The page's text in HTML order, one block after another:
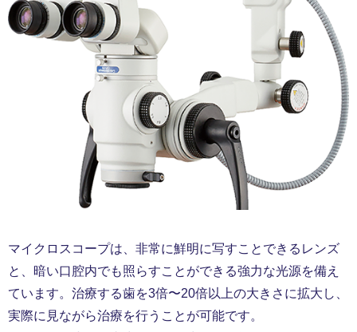
マイクロスコープは、非常に鮮明に写すことできるレンズ
と、暗い口腔内でも照らすことができる強力な光源を備え
ています。治療する歯を3倍〜20倍以上の大きさに拡大し、
実際に見ながら治療を行うことが可能です。